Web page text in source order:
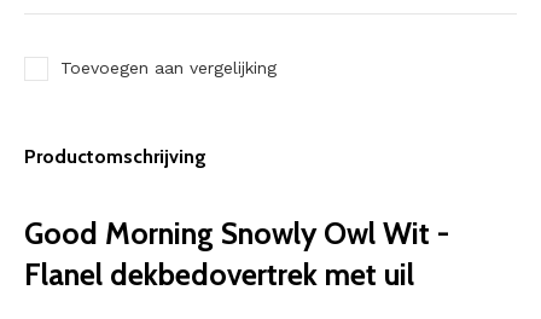
Toevoegen aan vergelijking
Productomschrijving
Good Morning Snowly Owl Wit -
Flanel dekbedovertrek met uil